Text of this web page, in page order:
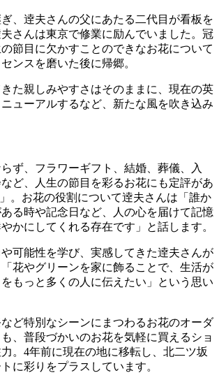
、逹夫さんの父にあたる二代目が看板を
さんは東京で修業に励んでいました。冠
節目に欠かすことのできなお花について
ンスを磨いた後に帰郷。
た親しみやすさはそのままに、現在の英
ューアルするなど、新たな風を吹き込み
ず、フラワーギフト、結婚、葬儀、入
ど、人生の節目を彩るお花にも定評があ
。お花の役割について逹夫さんは「誰か
る時や記念日など、人の心を届けて記憶
かにしてくれる存在です」と話します。
可能性を学び、実感してきた逹夫さんが
花やグリーンを家に飾ることで、生活が
もっと多くの人に伝えたい」という思い
ど特別なシーンにまつわるお花のオーダ
、普段づかいのお花を気軽に買えるショ
。4年前に現在の地に移転し、北二ツ坂
に彩りをプラスしています。